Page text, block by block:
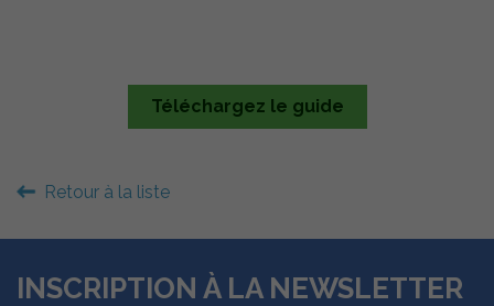
Téléchargez le guide
Retour à la liste
INSCRIPTION À LA NEWSLETTER